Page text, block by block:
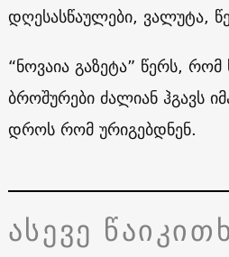
დღესასწაულები, ვალუტა,
“ნოვაია გაზეტა” წერს,
ბროშურები ძალიან ჰგავს
დროს რომ ურიგებდნენ.
ასევე